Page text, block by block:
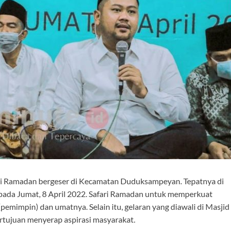
bergeser di Kecamatan Duduksampeyan. Tepatnya di
Jumat, 8 April 2022. Safari Ramadan untuk memperkuat
dan umatnya. Selain itu, gelaran yang diawali di Masjid
menyerap aspirasi masyarakat.